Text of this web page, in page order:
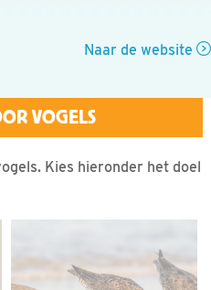
Naar de website
Kies hieronder het doel